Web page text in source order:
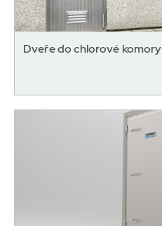
Dveře do chlorové komory